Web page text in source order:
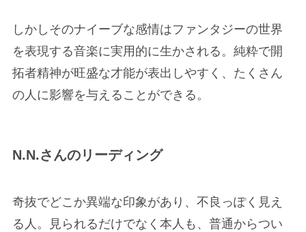
しかしそのナイーブな感情はファンタジーの世界
を表現する音楽に実用的に生かされる。純粋で開
拓者精神が旺盛な才能が表出しやすく、たくさん
の人に影響を与えることができる。
N.N.さんのリーディング
奇抜でどこか異端な印象があり、不良っぽく見え
る人。見られるだけでなく本人も、普通からつい